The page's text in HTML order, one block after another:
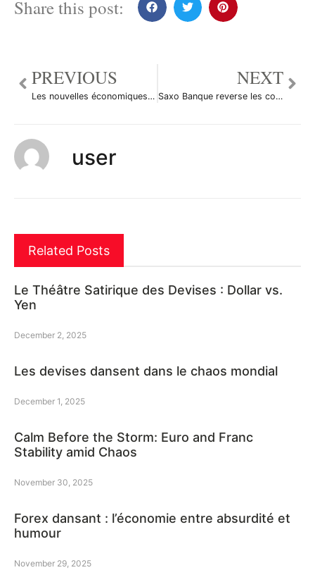
Share this post:
PREVIOUS
Les nouvelles économiques du 1er avril 2011
NEXT
Saxo Banque reverse les commissions liées aux transactions sur le Yen à la Croix Rouge japonaise
user
Related Posts
Le Théâtre Satirique des Devises : Dollar vs.
Yen
December 2, 2025
Les devises dansent dans le chaos mondial
December 1, 2025
Calm Before the Storm: Euro and Franc
Stability amid Chaos
November 30, 2025
Forex dansant : l’économie entre absurdité et
humour
November 29, 2025